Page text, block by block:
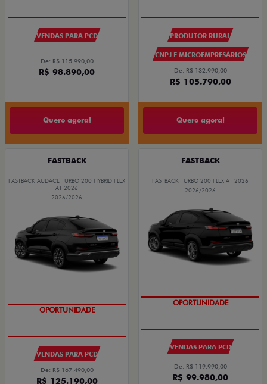
VENDAS PARA PCD
De: R$ 115.990,00
R$ 98.890,00
Quero agora!
PRODUTOR RURAL
CNPJ E MICROEMPRESÁRIOS
De: R$ 132.990,00
R$ 105.790,00
Quero agora!
FASTBACK
FASTBACK AUDACE TURBO 200 HYBRID FLEX
AT 2026
2026/2026
OPORTUNIDADE
VENDAS PARA PCD
De: R$ 167.490,00
R$ 125.190,00
FASTBACK
FASTBACK TURBO 200 FLEX AT 2026
2026/2026
OPORTUNIDADE
VENDAS PARA PCD
De: R$ 119.990,00
R$ 99.980,00